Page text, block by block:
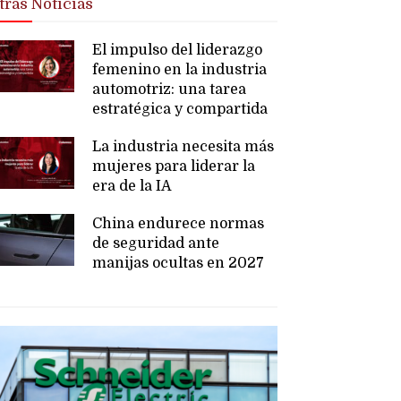
Noticias
El impulso del liderazgo
femenino en la industria
automotriz: una tarea
estratégica y compartida
La industria necesita más
mujeres para liderar la
era de la IA
China endurece normas
de seguridad ante
manijas ocultas en 2027